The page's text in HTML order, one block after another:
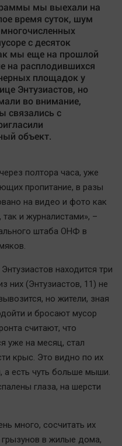
мы выехали на
время суток, шум
с десяток
мы еще на прошлой
на расплодившихся
площадок у
Энтузиастов, но
во внимание,
связались с
объект.
полтора часа, уже
пропитание, в разы
на видео и фото как
и журналистами», –
штаба ОНФ в
находится три
них (Энтузиастов, 11) не
но жители, зная
и бросают мусор
считают, что
уже на месяц, стал
крыс. Это видно по их
а есть чуть больше мыши.
глаза, на шерсти
много, сосчитать их
в жилые дома,